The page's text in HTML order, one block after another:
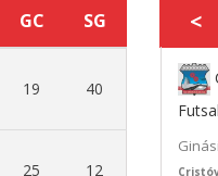
GC SG
19 40
25 12
<
Futsal